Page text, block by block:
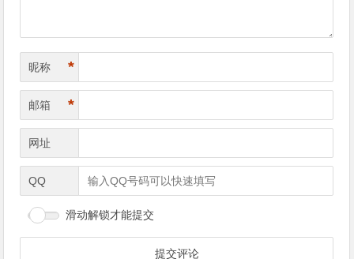
昵称 *
邮箱 *
网址
QQ
滑动解锁才能提交